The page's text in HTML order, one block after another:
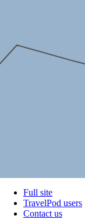
Full site
TravelPod users
Contact us